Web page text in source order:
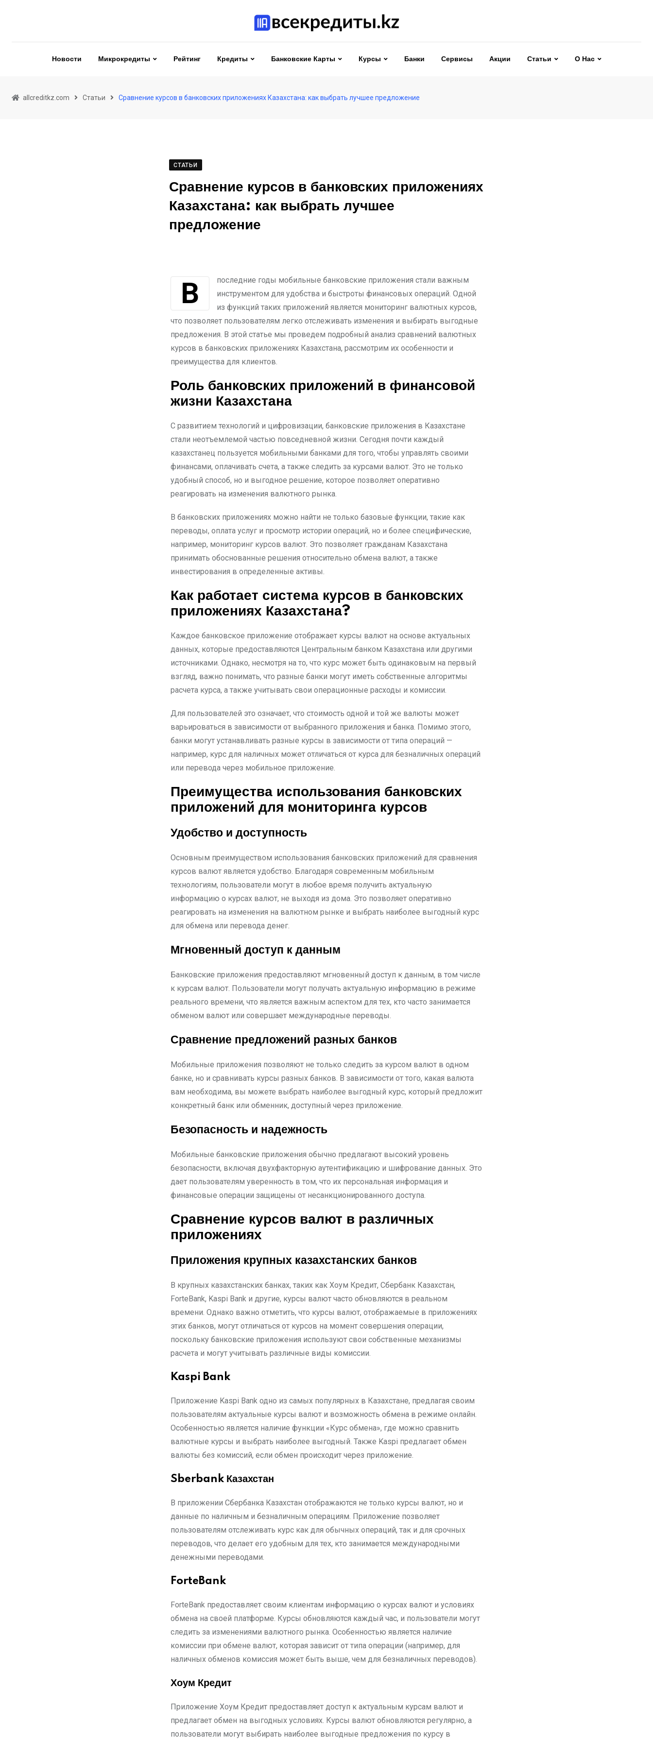
Новости Микрокредиты Рейтинг Кредиты Банковские Карты Курсы Банки Сервисы Акции Статьи О Нас
allcreditkz.com Статьи Сравнение курсов в банковских приложениях Казахстана: как выбрать лучшее предложение
СТАТЬИ
Сравнение курсов в банковских приложениях
Казахстана: как выбрать лучшее
предложение
В последние годы мобильные банковские приложения стали важным
инструментом для удобства и быстроты финансовых операций. Одной
из функций таких приложений является мониторинг валютных курсов,
что позволяет пользователям легко отслеживать изменения и выбирать выгодные
предложения. В этой статье мы проведем подробный анализ сравнений валютных
курсов в банковских приложениях Казахстана, рассмотрим их особенности и
преимущества для клиентов.
Роль банковских приложений в финансовой
жизни Казахстана
С развитием технологий и цифровизации, банковские приложения в Казахстане
стали неотъемлемой частью повседневной жизни. Сегодня почти каждый
казахстанец пользуется мобильными банками для того, чтобы управлять своими
финансами, оплачивать счета, а также следить за курсами валют. Это не только
удобный способ, но и выгодное решение, которое позволяет оперативно
реагировать на изменения валютного рынка.
В банковских приложениях можно найти не только базовые функции, такие как
переводы, оплата услуг и просмотр истории операций, но и более специфические,
например, мониторинг курсов валют. Это позволяет гражданам Казахстана
принимать обоснованные решения относительно обмена валют, а также
инвестирования в определенные активы.
Как работает система курсов в банковских
приложениях Казахстана?
Каждое банковское приложение отображает курсы валют на основе актуальных
данных, которые предоставляются Центральным банком Казахстана или другими
источниками. Однако, несмотря на то, что курс может быть одинаковым на первый
взгляд, важно понимать, что разные банки могут иметь собственные алгоритмы
расчета курса, а также учитывать свои операционные расходы и комиссии.
Для пользователей это означает, что стоимость одной и той же валюты может
варьироваться в зависимости от выбранного приложения и банка. Помимо этого,
банки могут устанавливать разные курсы в зависимости от типа операций —
например, курс для наличных может отличаться от курса для безналичных операций
или перевода через мобильное приложение.
Преимущества использования банковских
приложений для мониторинга курсов
Удобство и доступность
Основным преимуществом использования банковских приложений для сравнения
курсов валют является удобство. Благодаря современным мобильным
технологиям, пользователи могут в любое время получить актуальную
информацию о курсах валют, не выходя из дома. Это позволяет оперативно
реагировать на изменения на валютном рынке и выбрать наиболее выгодный курс
для обмена или перевода денег.
Мгновенный доступ к данным
Банковские приложения предоставляют мгновенный доступ к данным, в том числе
к курсам валют. Пользователи могут получать актуальную информацию в режиме
реального времени, что является важным аспектом для тех, кто часто занимается
обменом валют или совершает международные переводы.
Сравнение предложений разных банков
Мобильные приложения позволяют не только следить за курсом валют в одном
банке, но и сравнивать курсы разных банков. В зависимости от того, какая валюта
вам необходима, вы можете выбрать наиболее выгодный курс, который предложит
конкретный банк или обменник, доступный через приложение.
Безопасность и надежность
Мобильные банковские приложения обычно предлагают высокий уровень
безопасности, включая двухфакторную аутентификацию и шифрование данных. Это
дает пользователям уверенность в том, что их персональная информация и
финансовые операции защищены от несанкционированного доступа.
Сравнение курсов валют в различных
приложениях
Приложения крупных казахстанских банков
В крупных казахстанских банках, таких как Хоум Кредит, Сбербанк Казахстан,
ForteBank, Kaspi Bank и другие, курсы валют часто обновляются в реальном
времени. Однако важно отметить, что курсы валют, отображаемые в приложениях
этих банков, могут отличаться от курсов на момент совершения операции,
поскольку банковские приложения используют свои собственные механизмы
расчета и могут учитывать различные виды комиссии.
Kaspi Bank
Приложение Kaspi Bank одно из самых популярных в Казахстане, предлагая своим
пользователям актуальные курсы валют и возможность обмена в режиме онлайн.
Особенностью является наличие функции «Курс обмена», где можно сравнить
валютные курсы и выбрать наиболее выгодный. Также Kaspi предлагает обмен
валюты без комиссий, если обмен происходит через приложение.
Sberbank Казахстан
В приложении Сбербанка Казахстан отображаются не только курсы валют, но и
данные по наличным и безналичным операциям. Приложение позволяет
пользователям отслеживать курс как для обычных операций, так и для срочных
переводов, что делает его удобным для тех, кто занимается международными
денежными переводами.
ForteBank
ForteBank предоставляет своим клиентам информацию о курсах валют и условиях
обмена на своей платформе. Курсы обновляются каждый час, и пользователи могут
следить за изменениями валютного рынка. Особенностью является наличие
комиссии при обмене валют, которая зависит от типа операции (например, для
наличных обменов комиссия может быть выше, чем для безналичных переводов).
Хоум Кредит
Приложение Хоум Кредит предоставляет доступ к актуальным курсам валют и
предлагает обмен на выгодных условиях. Курсы валют обновляются регулярно, а
пользователи могут выбирать наиболее выгодные предложения по курсу в